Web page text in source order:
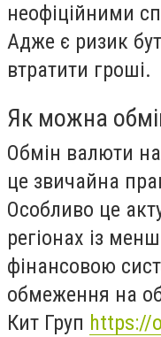
неофіційними
Адже є ризик
втратити гроші.
Як можна
Обмін валюти
це звичайна
Особливо це
регіонах із
фінансовою
обмеження на
Кит Груп https://